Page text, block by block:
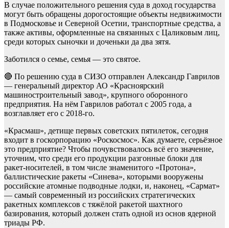
В случае положительного решения суда в доход государства
могут быть обращены дорогостоящие объекты недвижимости
в Подмосковье и Северной Осетии, транспортные средства, а
также активы, оформленные на связанных с Цаликовым лиц,
среди которых сыночки и доченьки да два зятя.
Заботился о семье, семья — это святое.
🔴 По решению суда в СИЗО отправлен Александр Гаврилов
— генеральный директор АО «Красноярский
машиностроительный завод», крупного оборонного
предприятия. На нём Гаврилов работал с 2005 года, а
возглавляет его с 2018-го.
«Красмаш», детище первых советских пятилеток, сегодня
входит в госкорпорацию «Роскосмос». Как думаете, серьёзное
это предприятие? Чтобы почувствовалось всё его значение,
уточним, что среди его продукции разгонные блоки для
ракет-носителей, в том числе знаменитого «Протона»,
баллистические ракеты «Синева», которыми вооружены
российские атомные подводные лодки, и, наконец, «Сармат»
— самый современный из российских стратегических
ракетных комплексов с тяжёлой ракетой шахтного
базирования, который должен стать одной из основ ядерной
триады РФ.